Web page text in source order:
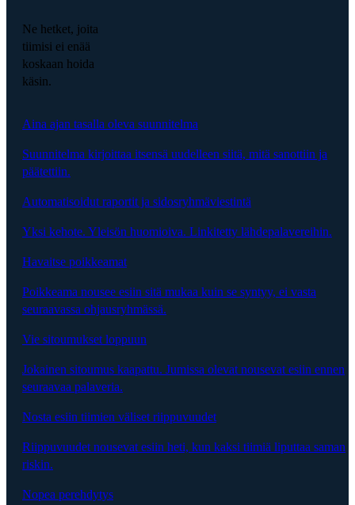
Ne hetket, joita
tiimisi ei enää
koskaan hoida
käsin.
Aina ajan tasalla oleva suunnitelma
Suunnitelma kirjoittaa itsensä uudelleen siitä, mitä sanottiin ja
päätettiin.
Automatisoidut raportit ja sidosryhmäviestintä
Yksi kehote. Yleisön huomioiva. Linkitetty lähdepalavereihin.
Havaitse poikkeamat
Poikkeama nousee esiin sitä mukaa kuin se syntyy, ei vasta
seuraavassa ohjausryhmässä.
Vie sitoumukset loppuun
Jokainen sitoumus kaapattu. Jumissa olevat nousevat esiin ennen
seuraavaa palaveria.
Nosta esiin tiimien väliset riippuvuudet
Riippuvuudet nousevat esiin heti, kun kaksi tiimiä liputtaa saman
riskin.
Nopea perehdytys